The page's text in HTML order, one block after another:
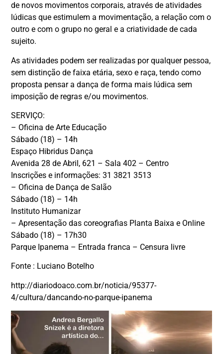
de novos movimentos corporais, através de atividades
lúdicas que estimulem a movimentação, a relação com o
outro e com o grupo no geral e a criatividade de cada
sujeito.
As atividades podem ser realizadas por qualquer pessoa,
sem distinção de faixa etária, sexo e raça, tendo como
proposta pensar a dança de forma mais lúdica sem
imposição de regras e/ou movimentos.
SERVIÇO:
– Oficina de Arte Educação
Sábado (18) – 14h
Espaço Hibridus Dança
Avenida 28 de Abril, 621 – Sala 402 – Centro
Inscrições e informações: 31 3821 3513
– Oficina de Dança de Salão
Sábado (18) – 14h
Instituto Humanizar
– Apresentação das coreografias Planta Baixa e Online
Sábado (18) – 17h30
Parque Ipanema – Entrada franca – Censura livre
Fonte : Luciano Botelho
http://diariodoaco.com.br/noticia/95377-
4/cultura/dancando-no-parque-ipanema